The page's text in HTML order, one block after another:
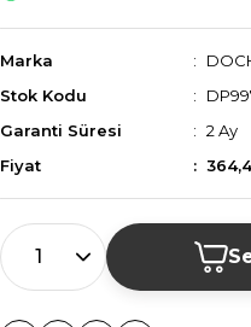
Marka
Stok Kodu
Garanti Süresi
2 Ay
Fiyat